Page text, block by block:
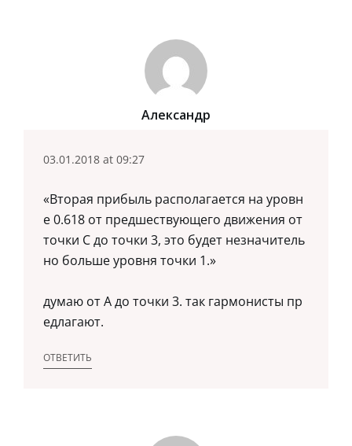
Александр
03.01.2018 at 09:27
«Вторая прибыль располагается на уровн
е 0.618 от предшествующего движения от
точки С до точки 3, это будет незначитель
но больше уровня точки 1.»
думаю от А до точки 3. так гармонисты пр
едлагают.
ОТВЕТИТЬ